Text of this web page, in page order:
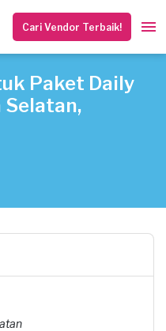
Cari Vendor Terbaik!
Paket Daily
Selatan,